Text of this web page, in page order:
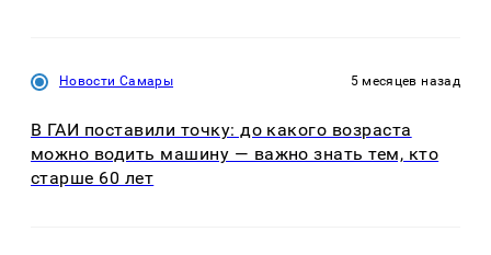
Новости Самары 5 месяцев назад
В ГАИ поставили точку: до какого возраста
можно водить машину — важно знать тем, кто
старше 60 лет